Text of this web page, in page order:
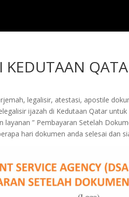
KEDUTAAN
legalisir, atestasi, apostile
ijazah di Kedutaan Qatar
” Pembayaran Setelah
hari dokumen anda selesai dan